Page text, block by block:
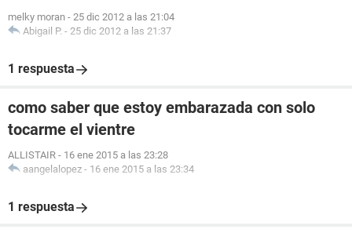
melky moran - 25 dic 2012 a las 21:04
Abigail P. - 25 dic 2012 a las 21:37
1 respuesta
como saber que estoy embarazada con solo
tocarme el vientre
ALLISTAIR - 16 ene 2015 a las 23:28
aangelalopez - 16 ene 2015 a las 23:34
1 respuesta